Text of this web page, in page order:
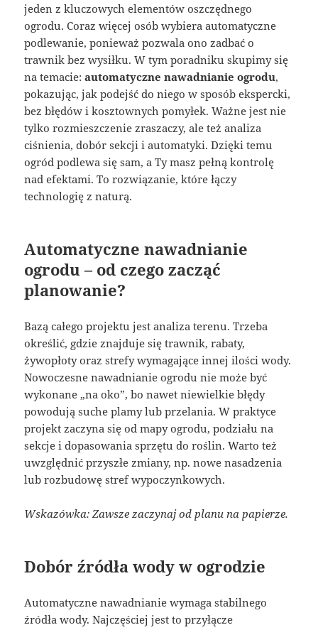
jeden z kluczowych elementów oszczędnego
ogrodu. Coraz więcej osób wybiera automatyczne
podlewanie, ponieważ pozwala ono zadbać o
trawnik bez wysiłku. W tym poradniku skupimy się
na temacie:automatyczne nawadnianie ogrodu,
pokazując, jak podejść do niego w sposób ekspercki,
bez błędów i kosztownych pomyłek. Ważne jest nie
tylko rozmieszczenie zraszaczy, ale też analiza
ciśnienia, dobór sekcji i automatyki. Dzięki temu
ogród podlewa się sam, a Ty masz pełną kontrolę
nad efektami. To rozwiązanie, które łączy
technologię z naturą.
Automatyczne nawadnianie
ogrodu – od czego zacząć
planowanie?
Bazą całego projektu jest analiza terenu. Trzeba
określić, gdzie znajduje się trawnik, rabaty,
żywopłoty oraz strefy wymagające innej ilości wody.
Nowoczesne nawadnianie ogrodu nie może być
wykonane „na oko”, bo nawet niewielkie błędy
powodują suche plamy lub przelania. W praktyce
projekt zaczyna się od mapy ogrodu, podziału na
sekcje i dopasowania sprzętu do roślin. Warto też
uwzględnić przyszłe zmiany, np. nowe nasadzenia
lub rozbudowę stref wypoczynkowych.
Wskazówka: Zawsze zaczynaj od planu na papierze.
Dobór źródła wody w ogrodzie
Automatyczne nawadnianie wymaga stabilnego
źródła wody. Najczęściej jest to przyłącze